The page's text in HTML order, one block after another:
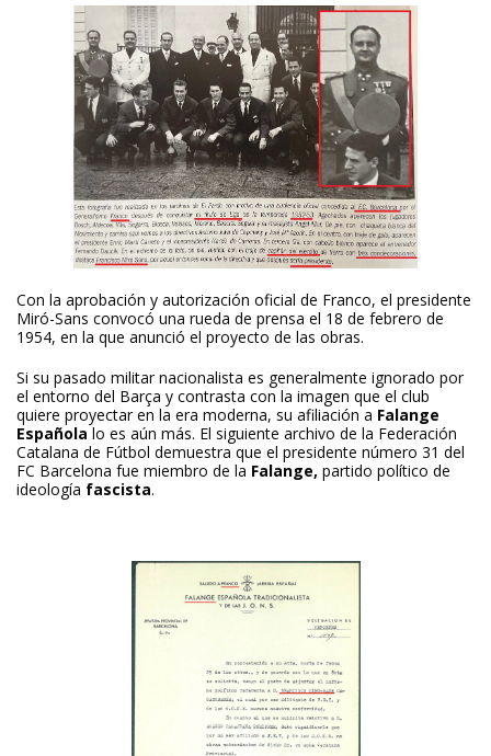
Con la aprobación y autorización oficial de Franco, el presidente
Miró-Sans convocó una rueda de prensa el 18 de febrero de
1954, en la que anunció el proyecto de las obras.
Si su pasado militar nacionalista es generalmente ignorado por
el entorno del Barça y contrasta con la imagen que el club
quiere proyectar en la era moderna, su afiliación a Falange
Española lo es aún más. El siguiente archivo de la Federación
Catalana de Fútbol demuestra que el presidente número 31 del
FC Barcelona fue miembro de la Falange, partido político de
ideología fascista.